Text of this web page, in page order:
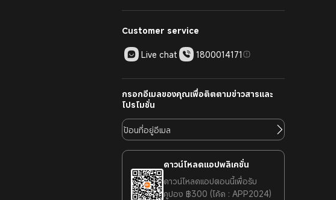
Customer service
Live chat 1800014171
กรอกอีเมลของคุณเพื่อติตตามข่าวสารและ
โปรโมชั่น
ดาวน์โหลดแอปพลิเคชั่น
ดาวน์โหลดแอปตอนนี้เพื่อรับ
คูปอง ฿300 (โค้ด : APP2024)